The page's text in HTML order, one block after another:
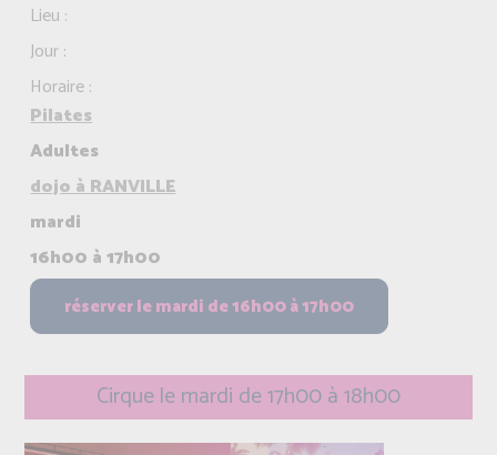
Lieu :
Jour :
Horaire :
Pilates
Adultes
dojo à RANVILLE
mardi
16h00 à 17h00
Cirque le mardi de 17h00 à 18h00